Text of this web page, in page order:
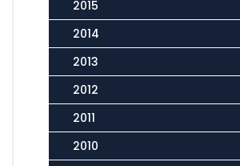
2015
2014
2013
2012
2011
2010